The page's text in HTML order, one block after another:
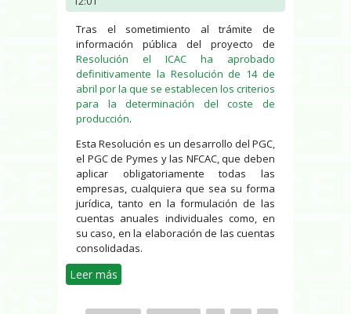
Tras el sometimiento al trámite de
información pública del proyecto de
Resolución el ICAC ha aprobado
definitivamente la Resolución de 14 de
abril por la que se establecen los criterios
para la determinación del coste de
producción.
Esta Resolución es un desarrollo del PGC,
el PGC de Pymes y las NFCAC, que deben
aplicar obligatoriamente todas las
empresas, cualquiera que sea su forma
jurídica, tanto en la formulación de las
cuentas anuales individuales como, en
su caso, en la elaboración de las cuentas
consolidadas.
Leer más
producción